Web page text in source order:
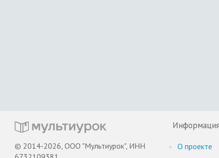
© 2014-2026, ООО "Мультиурок", ИНН
О проекте